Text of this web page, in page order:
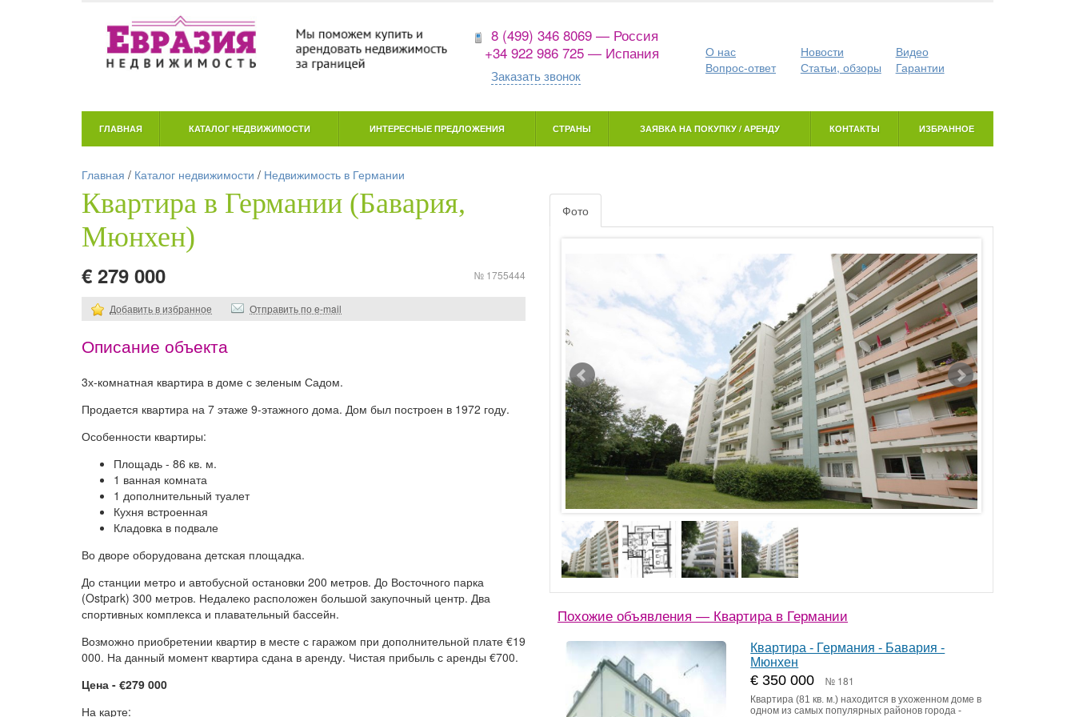
8 (499) 346 8069 — Россия
+34 922 986 725 — Испания
Заказать звонок
О нас Новости
Видео
Вопрос-ответ
Статьи, обзоры Гарантии
ГЛАВНАЯ КАТАЛОГ НЕДВИЖИМОСТИ ИНТЕРЕСНЫЕ ПРЕДЛОЖЕНИЯ СТРАНЫ ЗАЯВКА НА ПОКУПКУ / АРЕНДУ КОНТАКТЫ ИЗБРАННОЕ
Главная / Каталог недвижимости / Недвижимость в Германии
Квартира в Германии (Бавария,
Мюнхен)
€ 279 000 № 1755444
Добавить в избранное Отправить по e-mail
Описание объекта
3х-комнатная квартира в доме с зеленым Садом.
Продается квартира на 7 этаже 9-этажного дома. Дом был построен в 1972 году.
Особенности квартиры:
Площадь - 86 кв. м.
1 ванная комната
1 дополнительный туалет
Кухня встроенная
Кладовка в подвале
Во дворе оборудована детская площадка.
До станции метро и автобусной остановки 200 метров. До Восточного парка
(Ostpark) 300 метров. Недалеко расположен большой закупочный центр. Два
спортивных комплекса и плавательный бассейн.
Возможно приобретении квартир в месте с гаражом при дополнительной плате €19
000. На данный момент квартира сдана в аренду. Чистая прибыль с аренды €700.
Цена - €279 000
На карте:
Фото
Похожие объявления — Квартира в Германии
Квартира - Германия - Бавария -
Мюнхен
€ 350 000 № 181
Квартира (81 кв. м.) находится в ухоженном доме в
одном из самых популярных районов города -